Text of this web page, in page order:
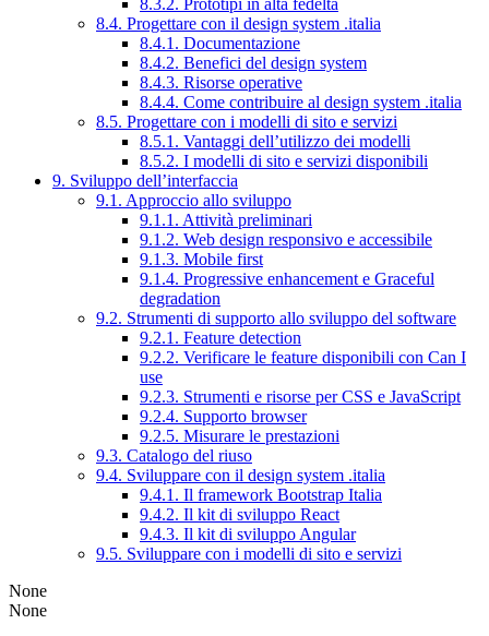
8.3.2. Prototipi in alta fedeltà
8.4. Progettare con il design system .italia
8.4.1. Documentazione
8.4.2. Benefici del design system
8.4.3. Risorse operative
8.4.4. Come contribuire al design system .italia
8.5. Progettare con i modelli di sito e servizi
8.5.1. Vantaggi dell’utilizzo dei modelli
8.5.2. I modelli di sito e servizi disponibili
9. Sviluppo dell’interfaccia
9.1. Approccio allo sviluppo
9.1.1. Attività preliminari
9.1.2. Web design responsivo e accessibile
9.1.3. Mobile first
9.1.4. Progressive enhancement e Graceful
degradation
9.2. Strumenti di supporto allo sviluppo del software
9.2.1. Feature detection
9.2.2. Verificare le feature disponibili con Can I
use
9.2.3. Strumenti e risorse per CSS e JavaScript
9.2.4. Supporto browser
9.2.5. Misurare le prestazioni
9.3. Catalogo del riuso
9.4. Sviluppare con il design system .italia
9.4.1. Il framework Bootstrap Italia
9.4.2. Il kit di sviluppo React
9.4.3. Il kit di sviluppo Angular
9.5. Sviluppare con i modelli di sito e servizi
None
None